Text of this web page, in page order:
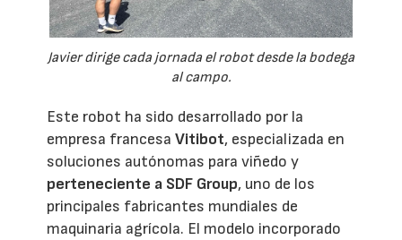
Javier dirige cada jornada el robot desde la bodega
al campo.
Este robot ha sido desarrollado por la
empresa francesaVitibot, especializada en
soluciones autónomas para viñedo y
perteneciente a SDF Group, uno de los
principales fabricantes mundiales de
maquinaria agrícola. El modelo incorporado